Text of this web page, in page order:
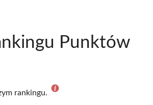
Punktów
rankingu.